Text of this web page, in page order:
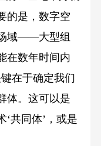
的是，数字空
域——大型组
在数年时间内
在于确定我们
体。这可以是
共同体’，或是